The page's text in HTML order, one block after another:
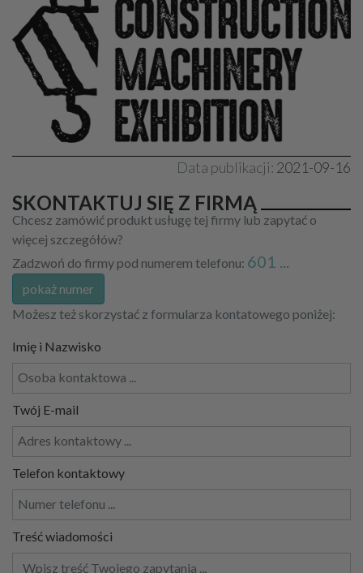
Data publikacji: 2021-09-16
SKONTAKTUJ SIĘ Z FIRMĄ
Chcesz zamówić produkt usługę tej firmy lub zapytać o
więcej szczegółów?
Zadzwoń do firmy pod numerem telefonu: 601 ...
pokaż numer
Możesz też skorzystać z formularza kontatowego poniżej:
Imię i Nazwisko
Twój E-mail
Telefon kontaktowy
Treść wiadomości